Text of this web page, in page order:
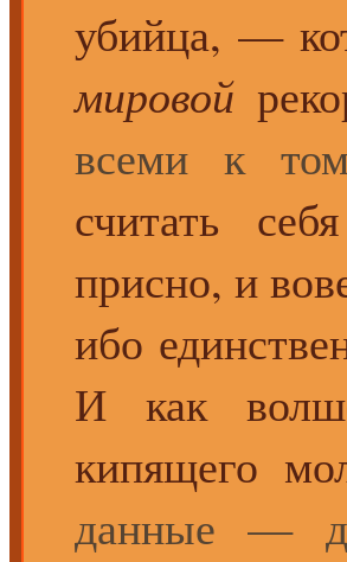
убийца, —
мировой
всеми к
считать
присно, и
ибо
И как
кипящего
данные —